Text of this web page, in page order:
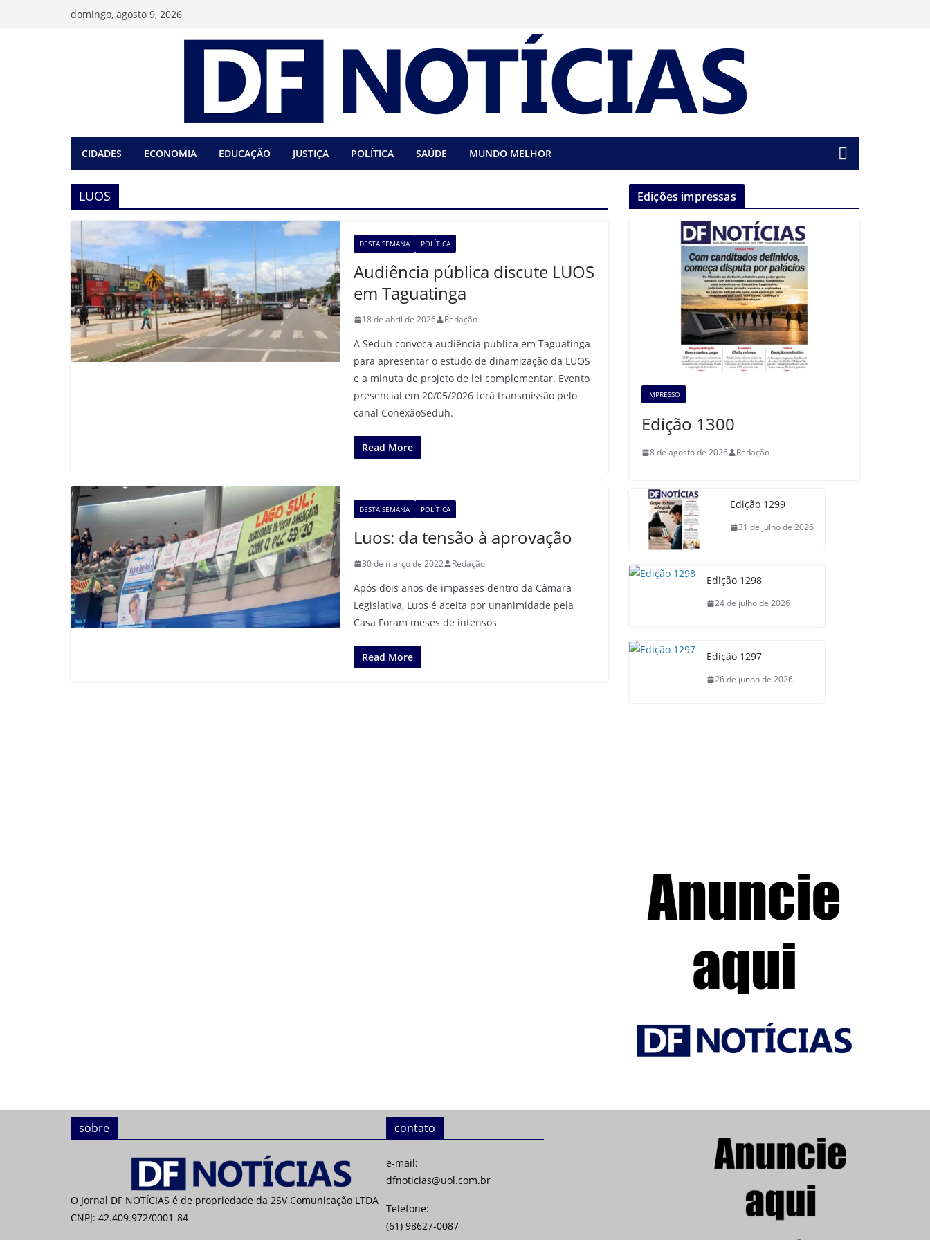
domingo, agosto 9, 2026
CIDADES ECONOMIA EDUCAÇÃO JUSTIÇA POLÍTICA SAÚDE MUNDO MELHOR
LUOS
DESTA SEMANA POLÍTICA
Audiência pública discute LUOS
em Taguatinga
18 de abril de 2026 Redação
A Seduh convoca audiência pública em Taguatinga
para apresentar o estudo de dinamização da LUOS
e a minuta de projeto de lei complementar. Evento
presencial em 20/05/2026 terá transmissão pelo
canal ConexãoSeduh.
Read More
DESTA SEMANA POLÍTICA
Luos: da tensão à aprovação
30 de março de 2022 Redação
Após dois anos de impasses dentro da Câmara
Legislativa, Luos é aceita por unanimidade pela
Casa Foram meses de intensos
Read More
Edições impressas
IMPRESSO
Edição 1300
8 de agosto de 2026 Redação
Edição 1299
31 de julho de 2026
Edição 1298
24 de julho de 2026
Edição 1297
26 de junho de 2026
sobre
O Jornal DF NOTÍCIAS é de propriedade da 2SV Comunicação LTDA
CNPJ: 42.409.972/0001-84
contato
e-mail:
dfnoticias@uol.com.br
Telefone:
(61) 98627-0087